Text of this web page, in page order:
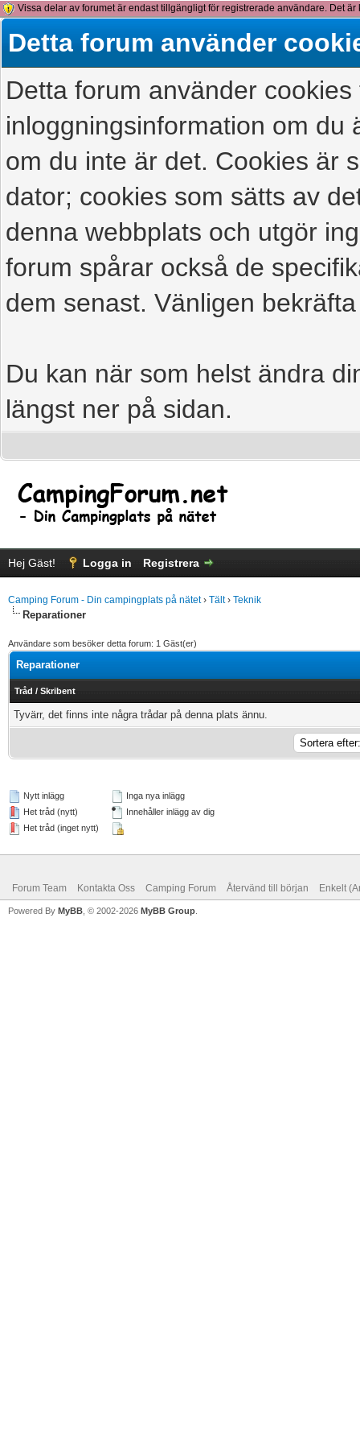
Vissa delar av forumet är endast tillgängligt för registrerade användare. Det
detta meddelande.
Detta forum använder
Detta forum använder
inloggningsinformation om du
om du inte är det. Cookies är
dator; cookies som sätts av
denna webbplats och utgör
forum spårar också de
dem senast. Vänligen
Du kan när som helst ändra
längst ner på sidan.
Hej Gäst! Logga in Registrera
Camping Forum - Din campingplats på nätet› Tält› Teknik
Reparationer
Användare som besöker detta forum: 1 Gäst(er)
Reparationer
Tråd / Skribent
Tyvärr, det finns inte några trådar på denna plats ännu.
Nytt inlägg
Het tråd (nytt)
Het tråd (inget nytt)
Inga nya inlägg
Innehåller inlägg av dig
Forum Team Kontakta Oss Camping Forum Återvänd till början Enkelt
Powered By MyBB , © 2002-2026 MyBB Group